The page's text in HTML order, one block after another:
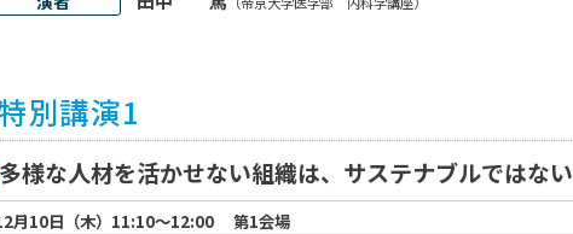
別講演1
多様な人材を活かせない組織は、サステナブルではない
月10日（木）11:10～12:00
第1会場